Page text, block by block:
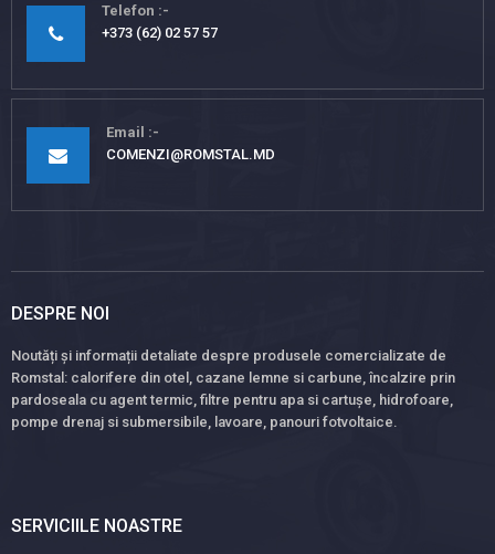
Telefon
+373 (62) 02 57 57
Email
COMENZI@ROMSTAL.MD
DESPRE NOI
Noutăți și informații detaliate despre produsele comercializate de
Romstal: calorifere din otel, cazane lemne si carbune, încalzire prin
pardoseala cu agent termic, filtre pentru apa si cartușe, hidrofoare,
pompe drenaj si submersibile, lavoare, panouri fotvoltaice.
SERVICIILE NOASTRE